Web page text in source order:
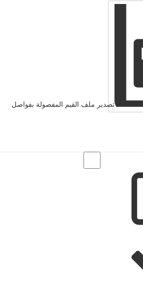
تصدير ملف القيم المفصولة بفواصل